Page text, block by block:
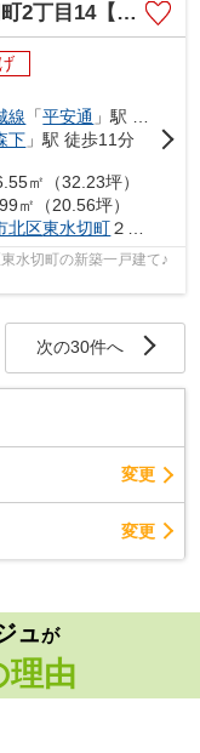
料無料】新築一戸建て
線 「平安通 」駅 徒歩10分
下 」駅 徒歩11分
㎡（32.23坪）
㎡（20.56坪）
北区東水切町２丁目14
切町の新築一戸建て♪
次の30件へ
変更
変更
ュが
理由